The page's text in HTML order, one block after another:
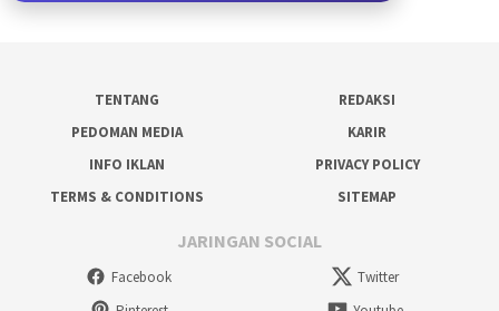
TENTANG
REDAKSI
PEDOMAN MEDIA
KARIR
INFO IKLAN
PRIVACY POLICY
TERMS & CONDITIONS
SITEMAP
JARINGAN SOCIAL
Facebook
Twitter